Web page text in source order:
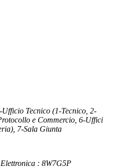
Tecnico (1-Tecnico, 2-
e Commercio, 6-Uffici
7-Sala Giunta
: 8W7G5P